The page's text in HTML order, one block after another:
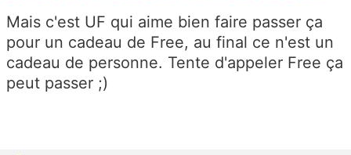
Mais c'est UF qui aime bien faire passer ça
pour un cadeau de Free, au final ce n'est un
cadeau de personne. Tente d'appeler Free ça
peut passer ;)